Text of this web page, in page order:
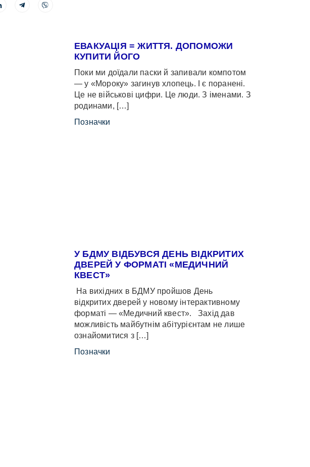
ЕВАКУАЦІЯ = ЖИТТЯ. ДОПОМОЖИ
КУПИТИ ЙОГО
Поки ми доїдали паски й запивали компотом
— у «Мороку» загинув хлопець. І є поранені.
Це не військові цифри. Це люди. З іменами. З
родинами, […]
Позначки
У БДМУ ВІДБУВСЯ ДЕНЬ ВІДКРИТИХ
ДВЕРЕЙ У ФОРМАТІ «МЕДИЧНИЙ
КВЕСТ»
На вихідних в БДМУ пройшов День
відкритих дверей у новому інтерактивному
форматі — «Медичний квест». Захід дав
можливість майбутнім абітурієнтам не лише
ознайомитися з […]
Позначки